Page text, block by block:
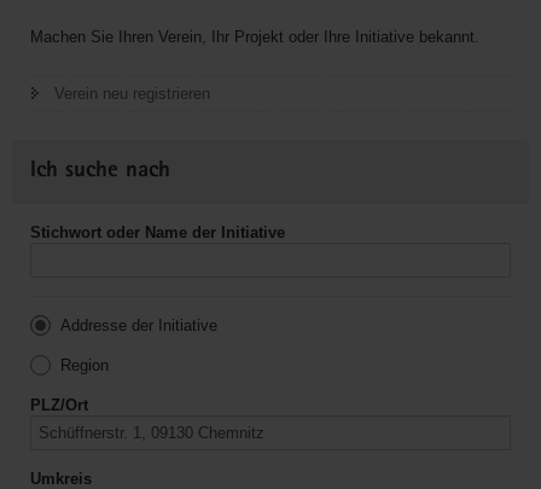
Machen Sie Ihren Verein, Ihr Projekt oder Ihre Initiative bekannt.
Verein neu registrieren
Ich suche nach
Stichwort oder Name der Initiative
Addresse der Initiative
Region
PLZ/Ort
Umkreis